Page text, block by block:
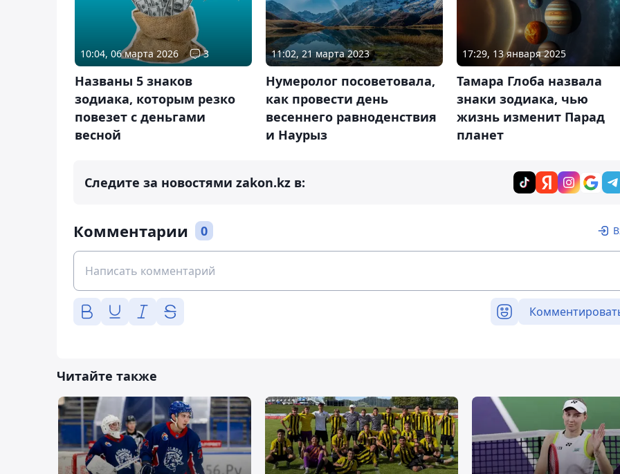
10:04, 06 марта 2026 3
Названы 5 знаков
зодиака, которым резко
повезет с деньгами
весной
11:02, 21 марта 2023
Нумеролог посоветовала,
как провести день
весеннего равноденствия
и Наурыз
17:29, 13 января 2025
Тамара Глоба назвала
знаки зодиака, чью
жизнь изменит Парад
планет
Следите за новостями zakon.kz в:
Комментарии 0
Читайте также